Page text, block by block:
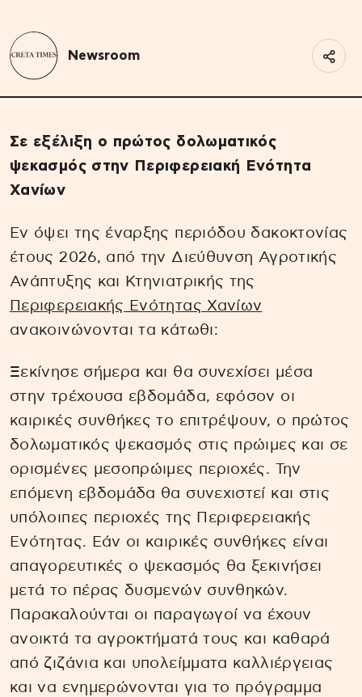
Newsroom
Σε εξέλιξη ο πρώτος δολωματικός
ψεκασμός στην Περιφερειακή Ενότητα
Χανίων
Εν όψει της έναρξης περιόδου δακοκτονίας
έτους 2026, από την Διεύθυνση Αγροτικής
Ανάπτυξης και Κτηνιατρικής της
Περιφερειακής Ενότητας Χανίων
ανακοινώνονται τα κάτωθι:
Ξεκίνησε σήμερα και θα συνεχίσει μέσα
στην τρέχουσα εβδομάδα, εφόσον οι
καιρικές συνθήκες το επιτρέψουν, ο πρώτος
δολωματικός ψεκασμός στις πρώιμες και σε
ορισμένες μεσοπρώιμες περιοχές. Την
επόμενη εβδομάδα θα συνεχιστεί και στις
υπόλοιπες περιοχές της Περιφερειακής
Ενότητας. Εάν οι καιρικές συνθήκες είναι
απαγορευτικές ο ψεκασμός θα ξεκινήσει
μετά το πέρας δυσμενών συνθηκών.
Παρακαλούνται οι παραγωγοί να έχουν
ανοικτά τα αγροκτήματά τους και καθαρά
από ζιζάνια και υπολείμματα καλλιέργειας
και να ενημερώνονται για το πρόγραμμα